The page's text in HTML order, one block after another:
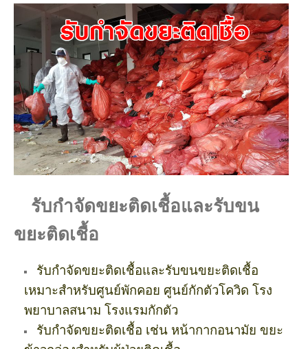
รับกำจัดขยะติดเชื้อและรับขน
ขยะติดเชื้อ
รับกำจัดขยะติดเชื้อและรับขนขยะติดเชื้อ
เหมาะสำหรับศูนย์พักคอย ศูนย์กักตัวโควิด โรง
พยาบาลสนาม โรงแรมกักตัว
รับกำจัดขยะติดเชื้อ เช่น หน้ากากอนามัย ขยะ